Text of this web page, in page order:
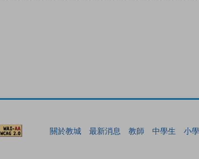
關於教城 最新消息 教師 中學生 小